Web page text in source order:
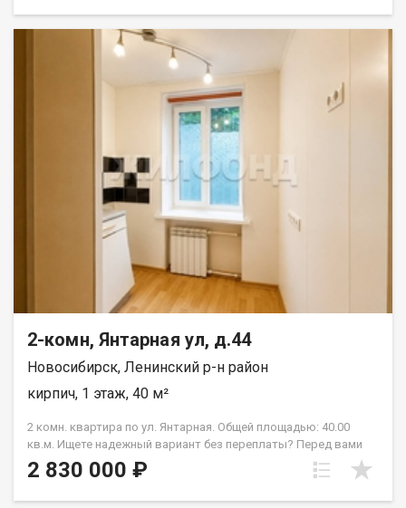
Золотая нива две остановки или 15 минут ходьбы. Развитая
инфраструктура, есть все необходимое для комфортной
жизни. В шаговой доступности несколько детских садов,
школы, спортивные комплексы и фитнес-центры, парки и
скверы, магазины, торговые центры и супермаркеты. Также
недалеко поликлиники, больницы, аптеки. В районе есть
отделения банков и почты, кафе и рестораны. Рядом с
объектом находятся:2 школы,1 детский сад,10 продуктовых
магазинов,3 спортивных учреждения. Возможен обмен на
вашу недвижимость. Возможна продажа в рассрочку. При
звонке, пожалуйста, сообщите номер варианта -
JV002054175274.
2-комн, Янтарная ул, д.44
Новосибирск, Ленинский р-н район
кирпич, 1 этаж, 40 м²
2 комн. квартира по ул. Янтарная. Общей площадью: 40.00
кв.м. Ищете надежный вариант без переплаты? Перед вами
практичная двухкомнатная квартира в тихом месте
Ленинского района. В квартире сделан косметический
2 830 000 ₽